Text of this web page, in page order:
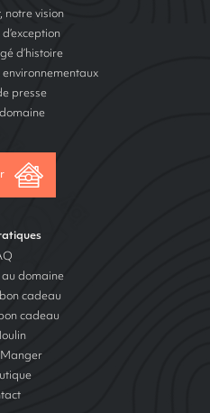
notre vision
d’histoire
presse
au domaine
cadeau
cadeau
Manger